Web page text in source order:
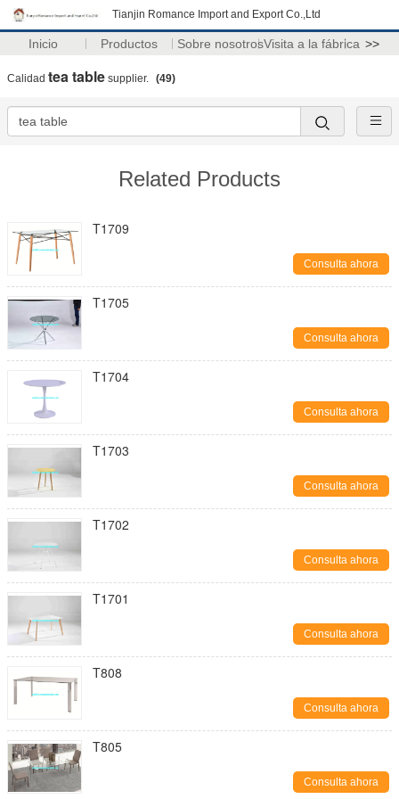
Tianjin Romance Import and Export Co.,Ltd
Inicio Productos Sobre nosotrosVisita a la fábrica >>
Calidad tea table supplier. (49)
Related Products
T1709
Consulta ahora
T1705
Consulta ahora
T1704
Consulta ahora
T1703
Consulta ahora
T1702
Consulta ahora
T1701
Consulta ahora
T808
Consulta ahora
T805
Consulta ahora